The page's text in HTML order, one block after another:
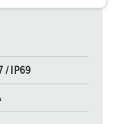
/ IP69